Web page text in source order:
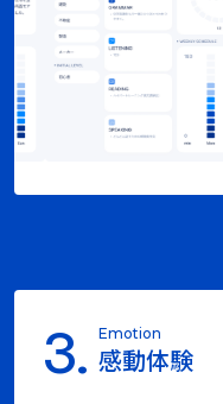
3. Emotion
感動体験